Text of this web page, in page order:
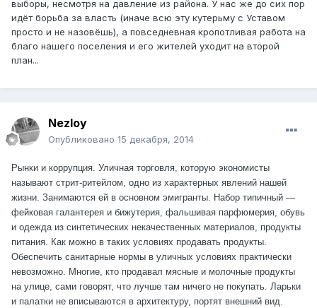
выборы, несмотря на давление из района. У нас же до сих пор
идёт борьба за власть (иначе всю эту кутерьму с Уставом
просто и не назовёшь), а повседневная кропотливая работа на
благо нашего поселения и его жителей уходит на второй
план...
Nezloy
Опубликовано 15 декабря, 2014
Рынки и коррупция. Уличная торговля, которую экономисты
называют стрит-ритейлом, одно из характерных явлений нашей
жизни. Занимаются ей в основном эмигранты. Набор типичный —
фейковая галантерея и бижутерия, фальшивая парфюмерия, обувь
и одежда из синтетических некачественных материалов, продукты
питания. Как можно в таких условиях продавать продукты.
Обеспечить санитарные нормы в уличных условиях практически
невозможно. Многие, кто продавал мясные и молочные продукты
на улице, сами говорят, что лучше там ничего не покупать. Ларьки
и палатки не вписываются в архитектуру, портят внешний вид.